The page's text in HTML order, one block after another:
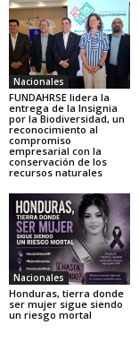
Nacionales
FUNDAHRSE lidera la
entrega de la Insignia
por la Biodiversidad, un
reconocimiento al
compromiso
empresarial con la
conservación de los
recursos naturales
Nacionales
Honduras, tierra donde
ser mujer sigue siendo
un riesgo mortal